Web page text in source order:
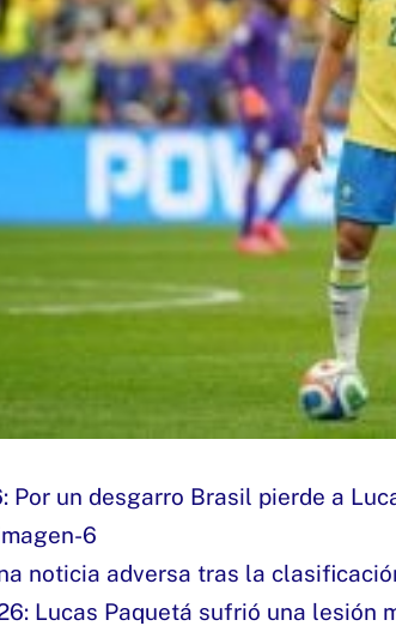
noticia adversa tras la
Lucas Paquetá sufrió una lesión